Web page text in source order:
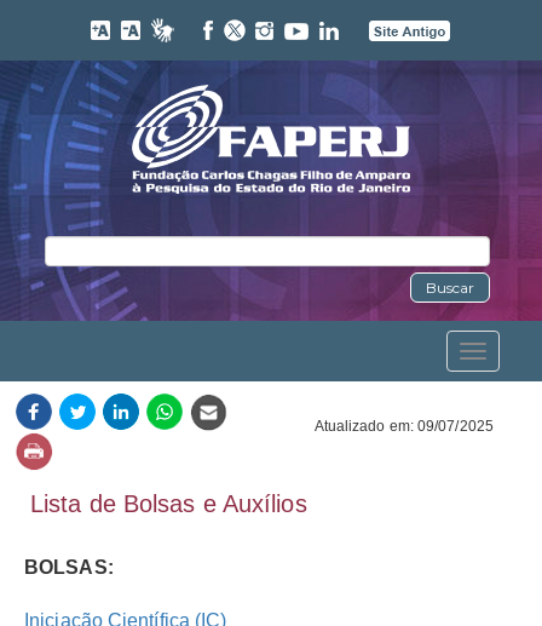
Buscar
Toggle
navigation
Atualizado em: 09/07/2025
Lista de Bolsas e Auxílios
BOLSAS:
Iniciação Científica (IC)